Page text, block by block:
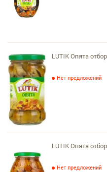
LUTIK Опята
Нет предложений
LUTIK Опята
Нет предложений